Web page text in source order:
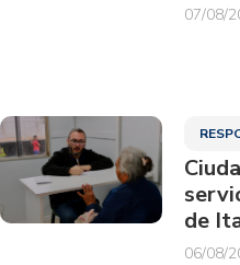
07/08/
de
06/08/